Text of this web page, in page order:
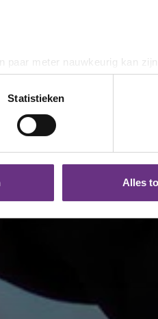
paar meter nauwkeurig kan zijn
eigenschappen
uw voorkeuren in het
van onze site met onze
met andere
Statistieken
Alles